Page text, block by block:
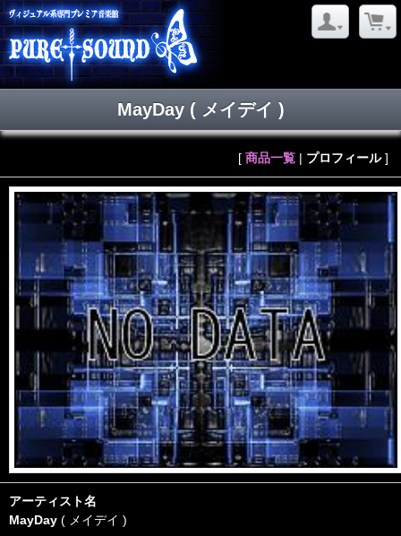
MayDay( メイデイ )
[ 商品一覧 | プロフィール]
アーティスト名
MayDay ( メイデイ )